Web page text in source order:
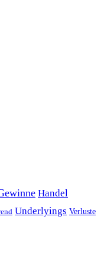
Handel
Underlyings Verluste